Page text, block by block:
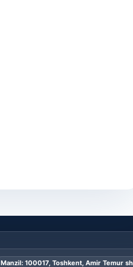
Manzil: 100017, Toshkent, Amir Temur